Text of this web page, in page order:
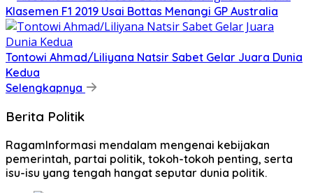
Klasemen F1 2019 Usai Bottas Menangi GP Australia
Tontowi Ahmad/Liliyana Natsir Sabet Gelar Juara Dunia
Kedua
Selengkapnya
Berita Politik
RagamInformasi mendalam mengenai kebijakan
pemerintah, partai politik, tokoh-tokoh penting, serta
isu-isu yang tengah hangat seputar dunia politik.